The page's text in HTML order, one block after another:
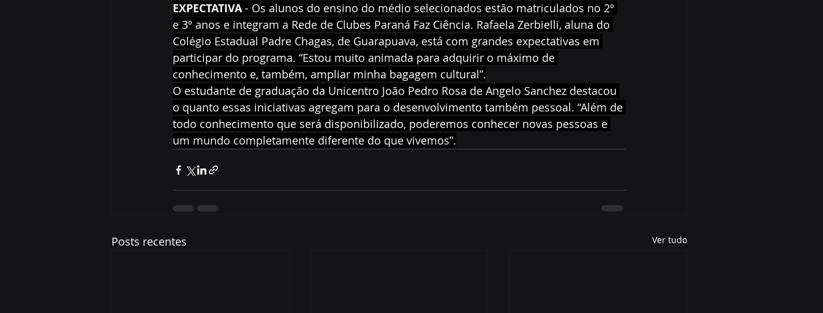
EXPECTATIVA - Os alunos do ensino do médio selecionados estão matriculados no 2º
e 3º anos e integram a Rede de Clubes Paraná Faz Ciência. Rafaela Zerbielli, aluna do
Colégio Estadual Padre Chagas, de Guarapuava, está com grandes expectativas em
participar do programa. “Estou muito animada para adquirir o máximo de
conhecimento e, também, ampliar minha bagagem cultural”.
O estudante de graduação da Unicentro João Pedro Rosa de Angelo Sanchez destacou
o quanto essas iniciativas agregam para o desenvolvimento também pessoal. “Além de
todo conhecimento que será disponibilizado, poderemos conhecer novas pessoas e
um mundo completamente diferente do que vivemos”.
Posts recentes Ver tudo